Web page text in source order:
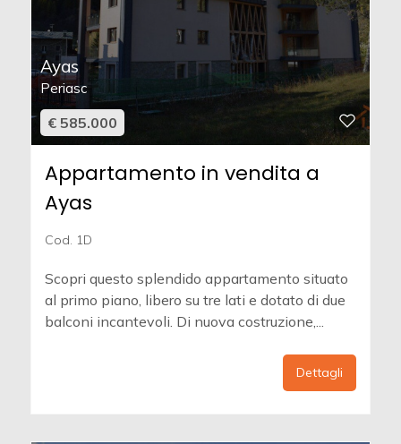
Ayas
Periasc
€ 585.000
Appartamento in vendita a
Ayas
Cod. 1D
Scopri questo splendido appartamento situato
al primo piano, libero su tre lati e dotato di due
balconi incantevoli. Di nuova costruzione,...
Dettagli